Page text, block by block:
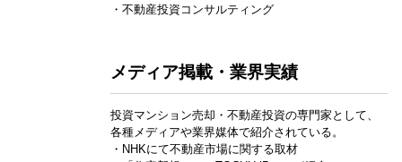
・不動産投資コンサルティング
メディア掲載・業界実績
投資マンション売却・不動産投資の専門家として、
各種メディアや業界媒体で紹介されている。
・NHKにて不動産市場に関する取材